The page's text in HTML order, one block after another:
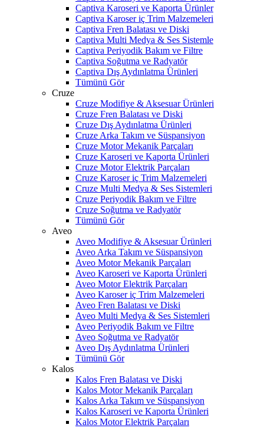
Captiva Karoseri ve Kaporta Ürünler
Captiva Karoser iç Trim Malzemeleri
Captiva Fren Balatası ve Diski
Captiva Multi Medya & Ses Sistemle
Captiva Periyodik Bakım ve Filtre
Captiva Soğutma ve Radyatör
Captiva Dış Aydınlatma Ürünleri
Tümünü Gör
Cruze
Cruze Modifiye & Aksesuar Ürünleri
Cruze Fren Balatası ve Diski
Cruze Dış Aydınlatma Ürünleri
Cruze Arka Takım ve Süspansiyon
Cruze Motor Mekanik Parçaları
Cruze Karoseri ve Kaporta Ürünleri
Cruze Motor Elektrik Parçaları
Cruze Karoser iç Trim Malzemeleri
Cruze Multi Medya & Ses Sistemleri
Cruze Periyodik Bakım ve Filtre
Cruze Soğutma ve Radyatör
Tümünü Gör
Aveo
Aveo Modifiye & Aksesuar Ürünleri
Aveo Arka Takım ve Süspansiyon
Aveo Motor Mekanik Parçaları
Aveo Karoseri ve Kaporta Ürünleri
Aveo Motor Elektrik Parçaları
Aveo Karoser iç Trim Malzemeleri
Aveo Fren Balatası ve Diski
Aveo Multi Medya & Ses Sistemleri
Aveo Periyodik Bakım ve Filtre
Aveo Soğutma ve Radyatör
Aveo Dış Aydınlatma Ürünleri
Tümünü Gör
Kalos
Kalos Fren Balatası ve Diski
Kalos Motor Mekanik Parçaları
Kalos Arka Takım ve Süspansiyon
Kalos Karoseri ve Kaporta Ürünleri
Kalos Motor Elektrik Parçaları